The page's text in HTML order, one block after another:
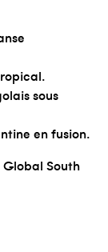
sous
en fusion.
South